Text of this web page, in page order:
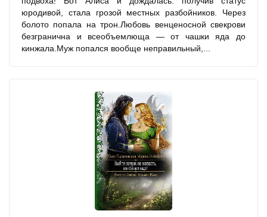
юродивой, стала грозой местных разбойников. Через
болото попала на трон.Любовь венценосной свекрови
безгранична и всеобъемлюща — от чашки яда до
кинжала.Муж попался вообще неправильный,...